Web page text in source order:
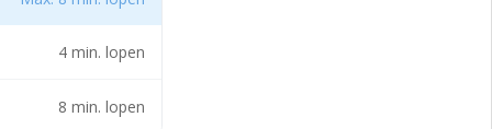
t/m
4 min. lopen
8 min. lopen